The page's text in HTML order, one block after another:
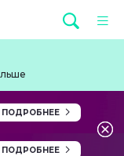
ПОДРОБНЕЕ
ПОДРОБНЕЕ